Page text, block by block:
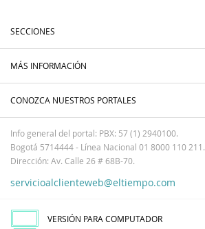
SECCIONES
MÁS INFORMACIÓN
CONOZCA NUESTROS PORTALES
Info general del portal: PBX: 57 (1) 2940100.
Bogotá 5714444 - Línea Nacional 01 8000 110 211.
Dirección: Av. Calle 26 # 68B-70.
servicioalclienteweb@eltiempo.com
VERSIÓN PARA COMPUTADOR